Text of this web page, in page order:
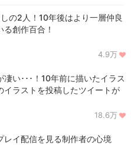
の2人！10年後はより一層仲良
る創作百合！
4.9万
凄い･･･！10年前に描いたイラス
イラストを投稿したツイートが
18.6万
レイ配信を見る制作者の心境